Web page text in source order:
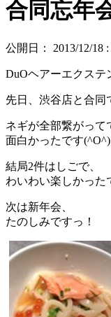
合同忘年
公開日： 2013/12/18 :
DuOヘアーエクステ
先日、渋谷店と合同
ネギが全部繋がって
面白かったです(^O^)
結局2件はしごで、
わいわい楽しかっ
次は新年会、
たのしみですっ！